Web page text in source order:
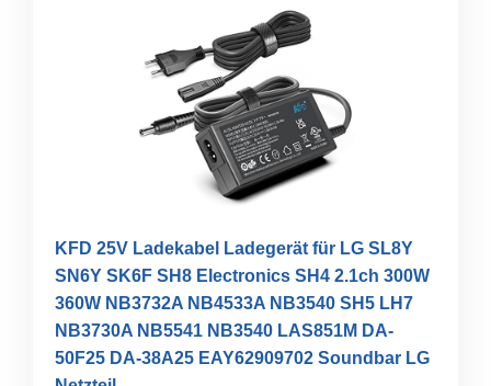
KFD 25V Ladekabel Ladegerät für LG SL8Y
SN6Y SK6F SH8 Electronics SH4 2.1ch 300W
360W NB3732A NB4533A NB3540 SH5 LH7
NB3730A NB5541 NB3540 LAS851M DA-
50F25 DA-38A25 EAY62909702 Soundbar LG